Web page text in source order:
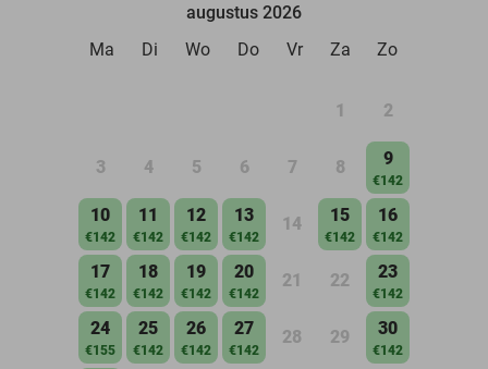
augustus 2026
Ma
Di Wo Do Vr Za Zo
1 2
3 4 5 6 7 8 9
€142
10
€142
11
€142
12
€142
13
€142
14 15
€142
16
€142
17
€142
18
€142
19
€142
20
€142
21 22 23
€142
24
€155
25
€142
26
€142
27
€142
28 29 30
€142